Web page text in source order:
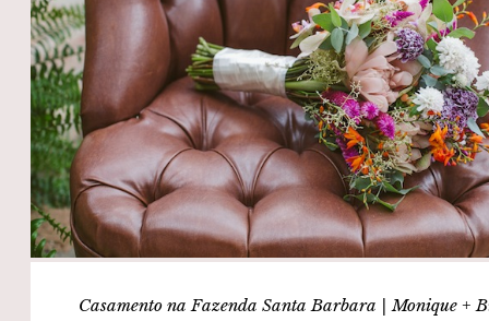
Casamento na Fazenda Santa Barbara | Monique +